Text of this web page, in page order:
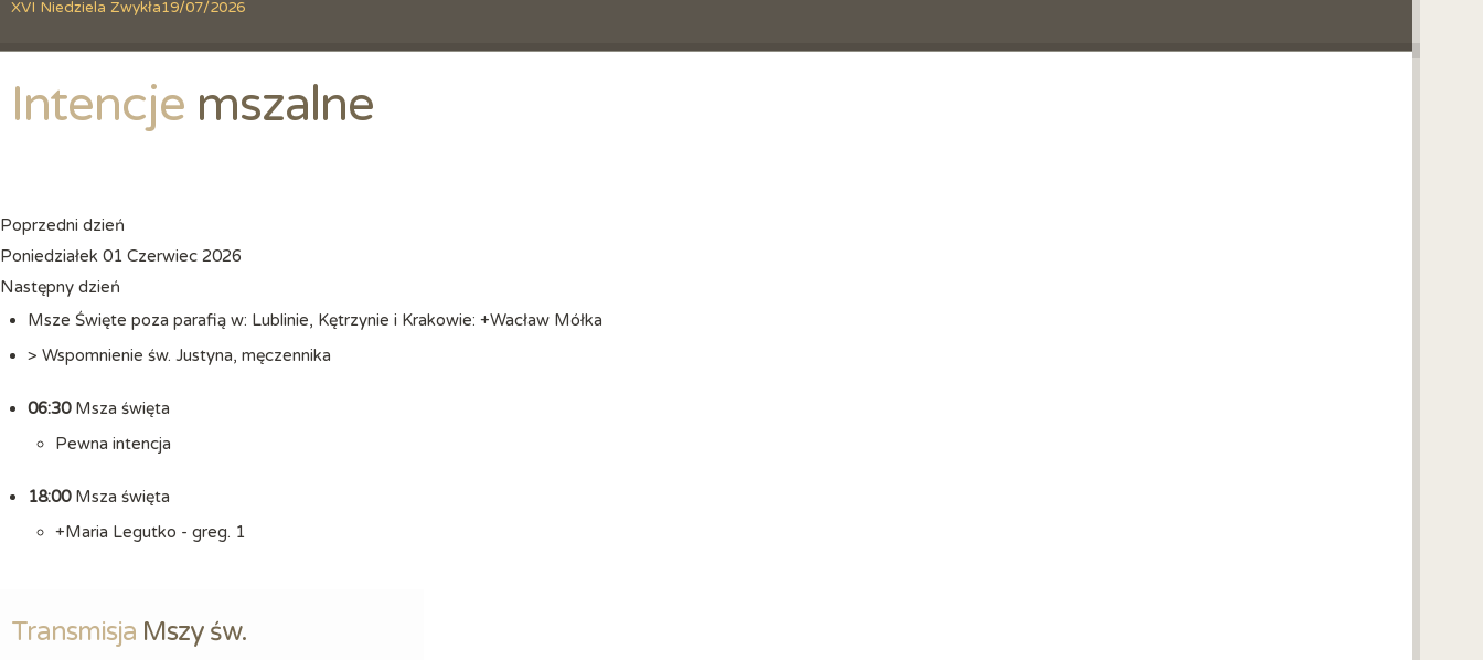
XVI Niedziela Zwykła19/07/2026
Intencje mszalne
Poprzedni dzień
Poniedziałek 01 Czerwiec 2026
Następny dzień
Msze Święte poza parafią w: Lublinie, Kętrzynie i Krakowie: +Wacław Mółka
> Wspomnienie św. Justyna, męczennika
06:30 Msza święta
Pewna intencja
18:00 Msza święta
+Maria Legutko - greg. 1
Transmisja Mszy św.